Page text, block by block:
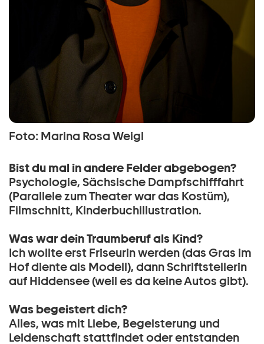
Foto: Marina Rosa Weigl
Bist du mal in andere Felder abgebogen?
Psychologie, Sächsische Dampfschifffahrt
(Parallele zum Theater war das Kostüm),
Filmschnitt, Kinderbuchillustration.
Was war dein Traumberuf als Kind?
Ich wollte erst Friseurin werden (das Gras im
Hof diente als Modell), dann Schriftstellerin
auf Hiddensee (weil es da keine Autos gibt).
Was begeistert dich?
Alles, was mit Liebe, Begeisterung und
Leidenschaft stattfindet oder entstanden